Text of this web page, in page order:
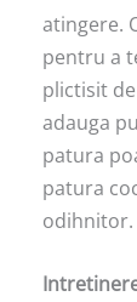
atingere.
pentru a
plictisit
adauga
patura
patura
odihnitor.